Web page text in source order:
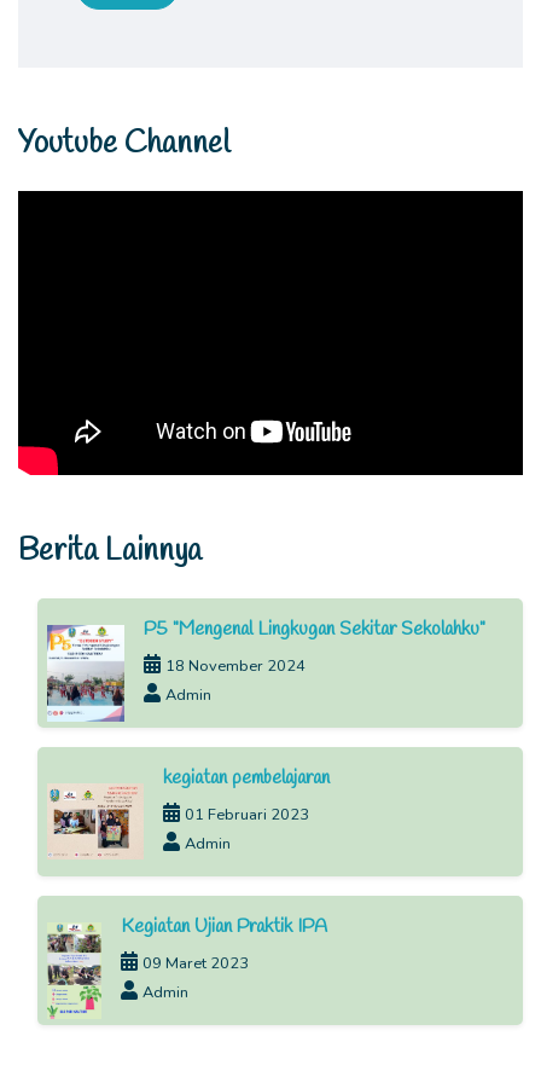
Youtube Channel
Berita Lainnya
P5 "Mengenal Lingkugan Sekitar Sekolahku"
18 November 2024
Admin
kegiatan pembelajaran
01 Februari 2023
Admin
Kegiatan Ujian Praktik IPA
09 Maret 2023
Admin